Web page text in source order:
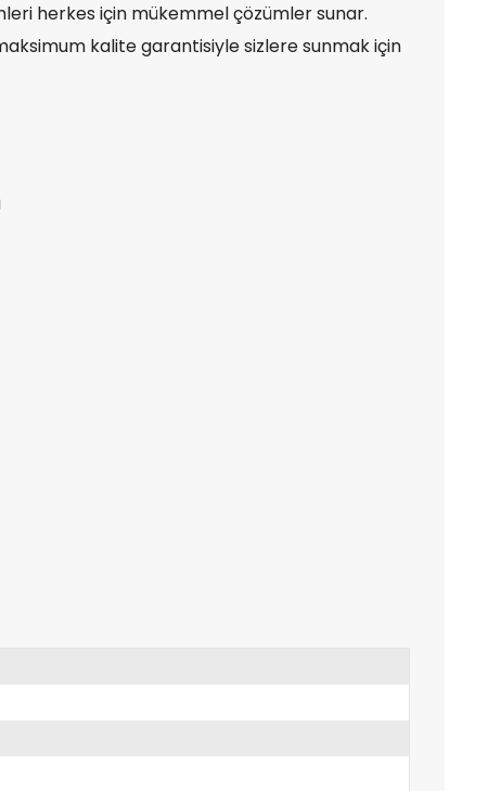
herkes için mükemmel çözümler sunar.
kalite garantisiyle sizlere sunmak için